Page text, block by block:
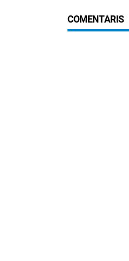
COMENTARIS